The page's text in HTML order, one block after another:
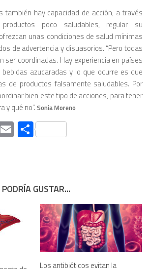
también hay capacidad de acción, a través
poco saludables, regular su
unas condiciones de salud mínimas
de advertencia y disuasorios. “Pero todas
ser coordinadas. Hay experiencia en países
azucaradas y lo que ocurre es que
de productos falsamente saludables. Por
bien este tipo de acciones, para tener
y qué no”. Sonia Moreno
EmailCompartir
GUSTAR...
Los antibióticos evitan la